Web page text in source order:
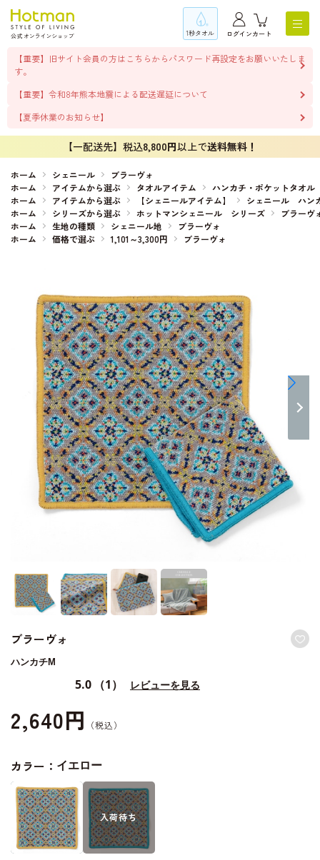
1秒タオル ログインカート
【重要】旧サイト会員の方はこちらからパスワード再設定をお願いいたしま
す。
【重要】令和8年熊本地震による配送遅延について
【夏季休業のお知らせ】
【一配送先】税込8,800円以上で送料無料！
ホーム シェニール
ブラーヴォ
ホーム
アイテムから選ぶ タオルアイテム
ハンカチ・ポケットタオル
ホーム
アイテムから選ぶ 【シェニールアイテム】
シェニール ハン
ホーム
シリーズから選ぶ ホットマンシェニール シリーズ
ブラーヴ
ホーム
生地の種類 シェニール地
ブラーヴォ
ホーム
価格で選ぶ 1,101～3,300円 ブラーヴォ
ブラーヴォ
ハンカチM
5.0 （1） レビューを見る
2,640円
カラー： イエロー
入荷待ち